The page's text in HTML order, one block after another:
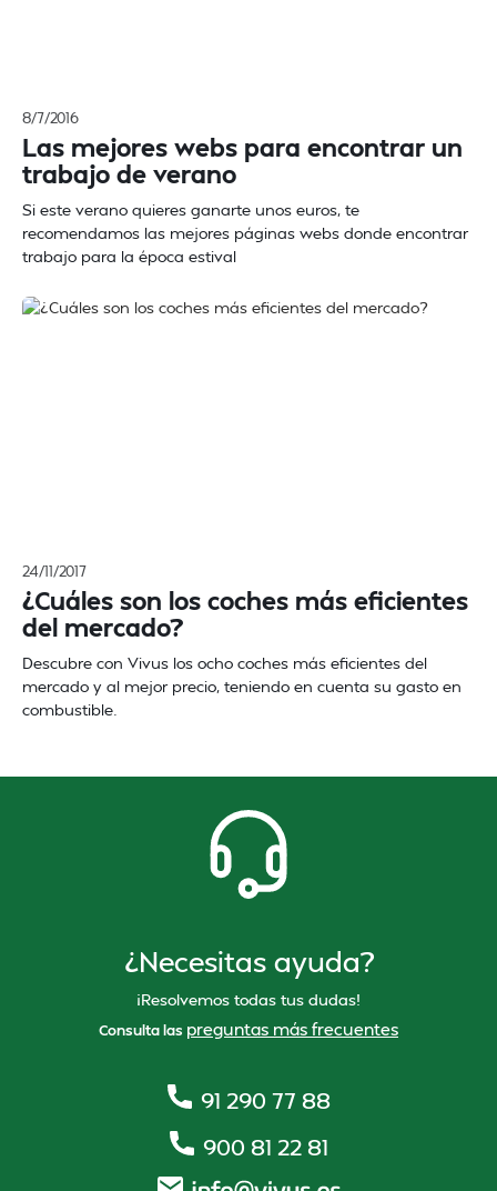
8/7/2016
Las mejores webs para encontrar un
trabajo de verano
Si este verano quieres ganarte unos euros, te
recomendamos las mejores páginas webs donde encontrar
trabajo para la época estival
24/11/2017
¿Cuáles son los coches más eficientes
del mercado?
Descubre con Vivus los ocho coches más eficientes del
mercado y al mejor precio, teniendo en cuenta su gasto en
combustible.
¿Necesitas ayuda?
¡Resolvemos todas tus dudas!
Consulta las preguntas más frecuentes
91 290 77 88
900 81 22 81